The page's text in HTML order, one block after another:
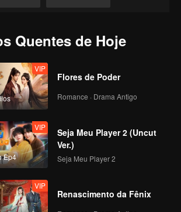
163
165
VIP VIP
167
VIP
168
VIP
169
Quentes de Hoje
VIP
Flores de Poder
Romance · Drama Antigo
Ep4
VIP
Seja Meu Player 2 (Uncut
Ver.)
Seja Meu Player 2
VIP
Renascimento da Fênix